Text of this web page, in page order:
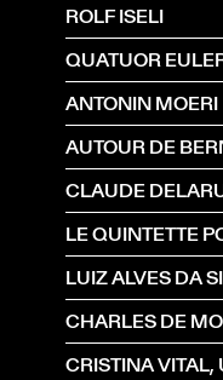
ROLF ISELI
QUATUOR
ANTONIN MOERI
AUTOUR DE
CLAUDE
LE QUINTETTE
CRISTINA VITAL,